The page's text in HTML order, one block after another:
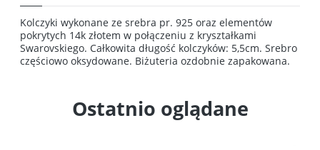
Kolczyki wykonane ze srebra pr. 925 oraz elementów
pokrytych 14k złotem w połączeniu z kryształkami
Swarovskiego. Całkowita długość kolczyków: 5,5cm. Srebro
częściowo oksydowane. Biżuteria ozdobnie zapakowana.
Ostatnio oglądane